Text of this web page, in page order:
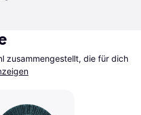
zusammengestellt, die für dich